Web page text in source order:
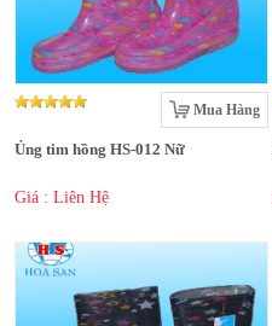
Mua Hàng
Ủng tim hồng HS-012 Nữ
Giá : Liên Hệ